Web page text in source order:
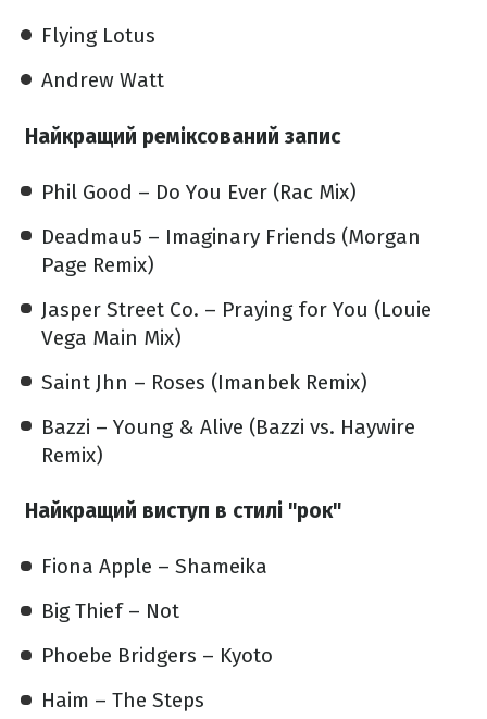
Flying Lotus
Andrew Watt
Найкращий реміксований запис
Phil Good – Do You Ever (Rac Mix)
Deadmau5 – Imaginary Friends (Morgan
Page Remix)
Jasper Street Co. – Praying for You (Louie
Vega Main Mix)
Saint Jhn – Roses (Imanbek Remix)
Bazzi – Young & Alive (Bazzi vs. Haywire
Remix)
Найкращий виступ в стилі "рок"
Fiona Apple – Shameika
Big Thief – Not
Phoebe Bridgers – Kyoto
Haim – The Steps